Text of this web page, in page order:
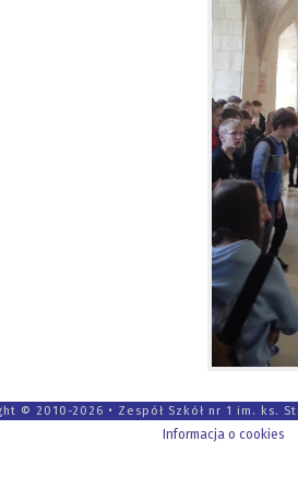
© 2010-2026 • Zespół Szkół nr 1 im. ks.
Informacja o cookies